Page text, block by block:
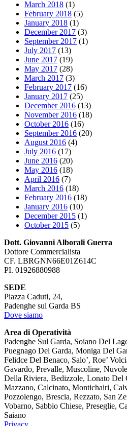
March 2018 (1)
February 2018 (5)
January 2018 (1)
December 2017 (3)
September 2017 (1)
July 2017 (13)
June 2017 (19)
May 2017 (28)
March 2017 (3)
February 2017 (16)
January 2017 (25)
December 2016 (13)
November 2016 (18)
October 2016 (16)
September 2016 (20)
August 2016 (4)
July 2016 (17)
June 2016 (20)
May 2016 (18)
April 2016 (7)
March 2016 (18)
February 2016 (18)
January 2016 (10)
December 2015 (1)
October 2015 (5)
Dott. Giovanni Alborali Guerra
Dottore Commercialista
CF. LBRGNN66E01Z614C
PI. 01926880988
SEDE
Piazza Caduti, 24,
Padenghe sul Garda BS
Dove siamo
Area di Operatività
Padenghe Sul Garda, Soiano Del
Puegnago Del Garda, Moniga Del
Felidce Del Benaco, Salo’, Roe’
Gavardo, Prevalle, Muscoline,
Della Riviera, Bedizzole, Lonato Del
Mazzano, Calcinato, Montichairi,
Pozzolengo, Brescia, Rezzato, San
Vobarno, Sabbio Chiese, Preseglie,
Saiano
Privacy